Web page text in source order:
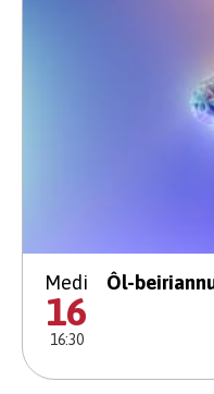
Medi
16
16:30
Ôl-